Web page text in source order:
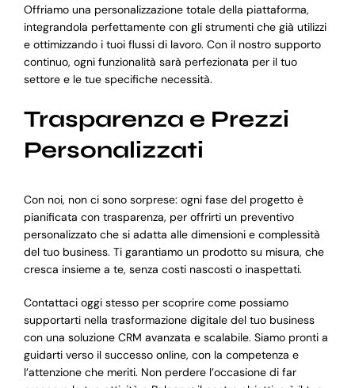
Offriamo una personalizzazione totale della piattaforma,
integrandola perfettamente con gli strumenti che già utilizzi
e ottimizzando i tuoi flussi di lavoro. Con il nostro supporto
continuo, ogni funzionalità sarà perfezionata per il tuo
settore e le tue specifiche necessità.
Trasparenza e Prezzi
Personalizzati
Con noi, non ci sono sorprese: ogni fase del progetto è
pianificata con trasparenza, per offrirti un preventivo
personalizzato che si adatta alle dimensioni e complessità
del tuo business. Ti garantiamo un prodotto su misura, che
cresca insieme a te, senza costi nascosti o inaspettati.
Contattaci oggi stesso per scoprire come possiamo
supportarti nella trasformazione digitale del tuo business
con una soluzione CRM avanzata e scalabile. Siamo pronti a
guidarti verso il successo online, con la competenza e
l’attenzione che meriti. Non perdere l’occasione di far